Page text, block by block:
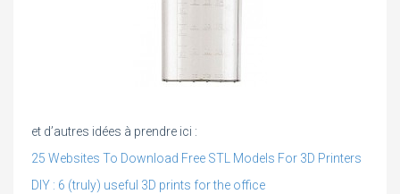
et d’autres idées à prendre ici :
25 Websites To Download Free STL Models For 3D Printers
DIY : 6 (truly) useful 3D prints for the office